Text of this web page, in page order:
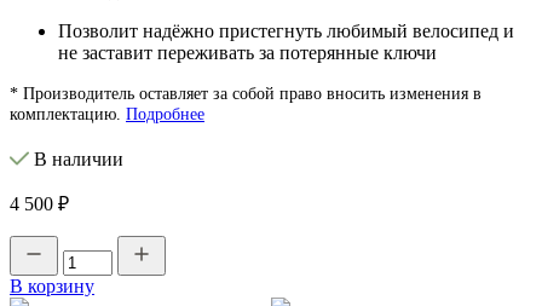
Позволит надёжно пристегнуть любимый велосипед и
не заставит переживать за потерянные ключи
* Производитель оставляет за собой право вносить изменения в
комплектацию. Подробнее
В наличии
4 500 ₽
В корзину